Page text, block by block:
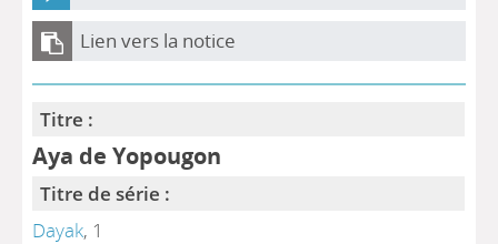
Lien vers la notice
Titre :
Aya de Yopougon
Titre de série :
Dayak, 1